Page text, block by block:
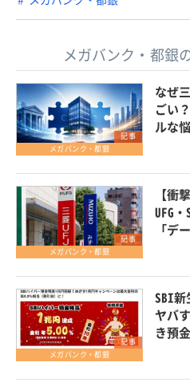
メガバンク・都銀
記事
メガバンク・都銀
なぜ
ごい
ルな
記事
メガバンク・都銀
【衝
UFG
「デ
記事
メガバンク・都銀
SBI新
ヤバ
き預